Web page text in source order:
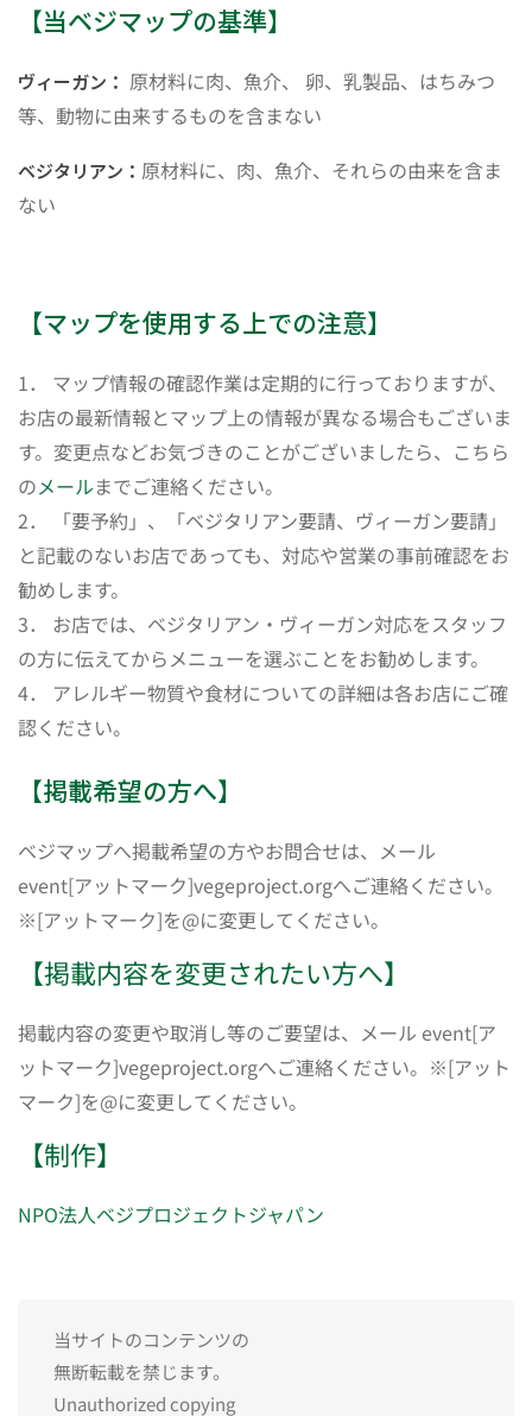
【当ベジマップの基準】
ヴィーガン： 原材料に肉、魚介、 卵、乳製品、はちみつ
等、動物に由来するものを含まない
ベジタリアン： 原材料に、肉、魚介、それらの由来を含ま
ない
【マップを使用する上での注意】
1． マップ情報の確認作業は定期的に行っておりますが、
お店の最新情報とマップ上の情報が異なる場合もございま
す。変更点などお気づきのことがございましたら、こちら
のメールまでご連絡ください。
2． 「要予約」、「ベジタリアン要請、ヴィーガン要請」
と記載のないお店であっても、対応や営業の事前確認をお
勧めします。
3． お店では、ベジタリアン・ヴィーガン対応をスタッフ
の方に伝えてからメニューを選ぶことをお勧めします。
4． アレルギー物質や食材についての詳細は各お店にご確
認ください。
【掲載希望の方へ】
ベジマップへ掲載希望の方やお問合せは、メール
event[アットマーク]vegeproject.orgへご連絡ください。
※[アットマーク]を@に変更してください。
【掲載内容を変更されたい方へ】
掲載内容の変更や取消し等のご要望は、メール event[ア
ットマーク]vegeproject.orgへご連絡ください。※[アット
マーク]を@に変更してください。
【制作】
NPO法人ベジプロジェクトジャパン
当サイトのコンテンツの
無断転載を禁じます。
Unauthorized copying